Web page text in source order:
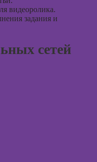
видеоролика.
задания и
сетей